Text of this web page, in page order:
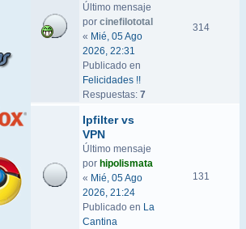
Último mensaje
por cinefilototal
« Mié, 05 Ago
2026, 22:31
Publicado en
Felicidades !!
Respuestas: 7
314
Ipfilter vs
VPN
Último mensaje
por hipolismata
« Mié, 05 Ago
2026, 21:24
Publicado en La
Cantina
131